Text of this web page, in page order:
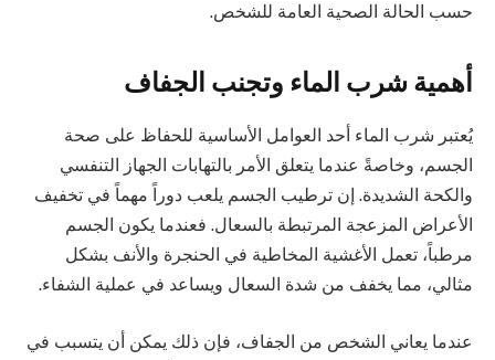
حسب الحالة الصحية العامة للشخص.
أهمية شرب الماء وتجنب الجفاف
يُعتبر شرب الماء أحد العوامل الأساسية للحفاظ على صحة
الجسم، وخاصةً عندما يتعلق الأمر بالتهابات الجهاز التنفسي
والكحة الشديدة. إن ترطيب الجسم يلعب دوراً مهماً في تخفيف
الأعراض المزعجة المرتبطة بالسعال. فعندما يكون الجسم
مرطباً، تعمل الأغشية المخاطية في الحنجرة والأنف بشكل
مثالي، مما يخفف من شدة السعال ويساعد في عملية الشفاء.
عندما يعاني الشخص من الجفاف، فإن ذلك يمكن أن يتسبب في